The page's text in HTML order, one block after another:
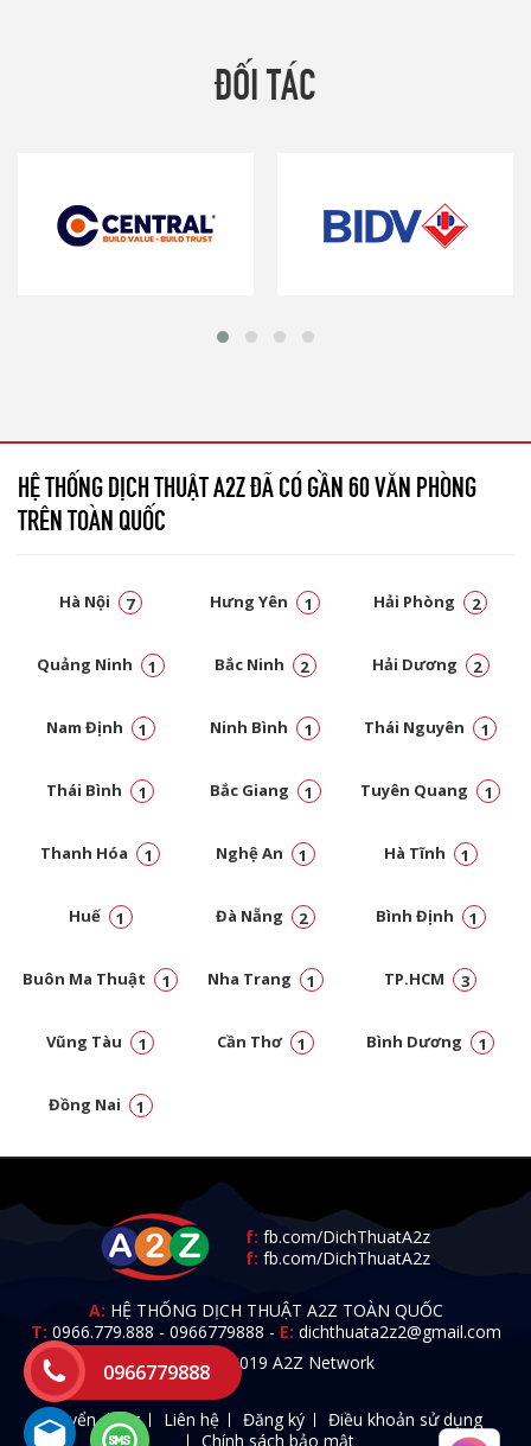
ĐỐI TÁC
HỆ THỐNG DỊCH THUẬT A2Z ĐÃ CÓ GẦN 60 VĂN PHÒNG
TRÊN TOÀN QUỐC
Hà Nội 7 Hưng Yên 1 Hải Phòng 2
Quảng Ninh 1 Bắc Ninh 2 Hải Dương 2
Nam Định 1 Ninh Bình 1 Thái Nguyên 1
Thái Bình 1 Bắc Giang 1 Tuyên Quang 1
Thanh Hóa 1 Nghệ An 1 Hà Tĩnh 1
Huế 1 Đà Nẵng 2 Bình Định 1
Buôn Ma Thuật 1 Nha Trang 1 TP.HCM 3
Vũng Tàu 1 Cần Thơ 1 Bình Dương 1
Đồng Nai 1
f: fb.com/DichThuatA2z
f: fb.com/DichThuatA2z
A: HỆ THỐNG DỊCH THUẬT A2Z TOÀN QUỐC
T: 0966.779.888 - 0966779888 - E: dichthuata2z2@gmail.com
© 2009 - 2019 A2Z Network
Tuyển dụng Liên hệ Đăng ký
Điều khoản sử dụng
Chính sách bảo mật
0966779888